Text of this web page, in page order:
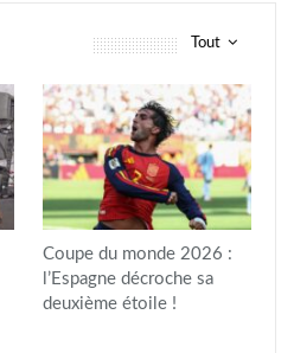
Tout
Coupe du monde 2026 :
l’Espagne décroche sa
deuxième étoile !